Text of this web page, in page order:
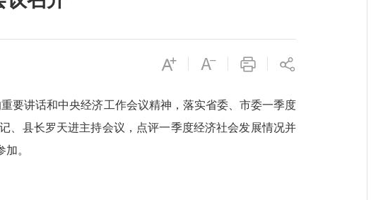
要讲话和中央经济工作会议精神，落实省委、市委一季度
、县长罗天进主持会议，点评一季度经济社会发展情况并
。